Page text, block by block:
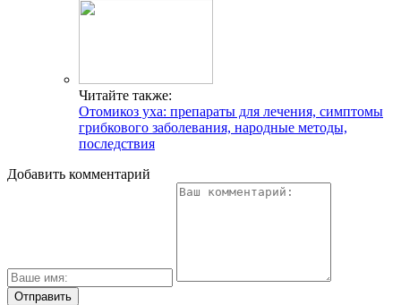
Читайте также:
Отомикоз уха: препараты для лечения, симптомы
грибкового заболевания, народные методы,
последствия
Добавить комментарий